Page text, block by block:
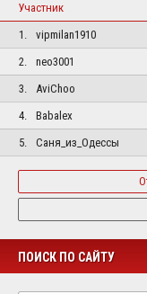
Участник
1.
vipmilan1910
2.
neo3001
3.
AviChoo
4.
Babalex
5.
Саня_из_Одессы
ПОИСК ПО САЙТУ